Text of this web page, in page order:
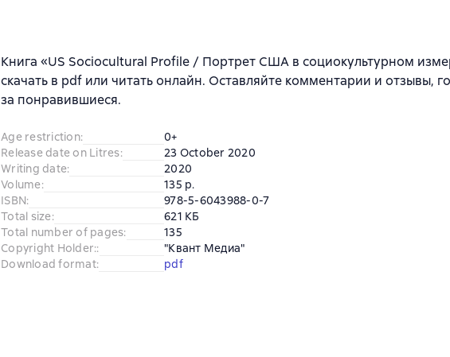
Книга «US Sociocultural Profile / Портрет США в социокультурном
скачать в pdf или читать онлайн. Оставляйте комментарии и отзывы,
за понравившиеся.
Age restriction:
0+
Release date on Litres:
23 October 2020
Writing date:
2020
Volume:
135 p.
ISBN:
978-5-6043988-0-7
Total size:
621 КБ
Total number of pages:
135
Copyright Holder::
"Квант Медиа"
Download format: pdf